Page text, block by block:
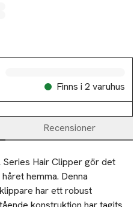
Finns i 2 varuhus
Recensioner
Hair Clipper gör det
hemma. Denna
har ett robust